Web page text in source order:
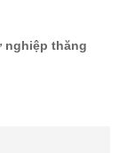
nghiệp thăng